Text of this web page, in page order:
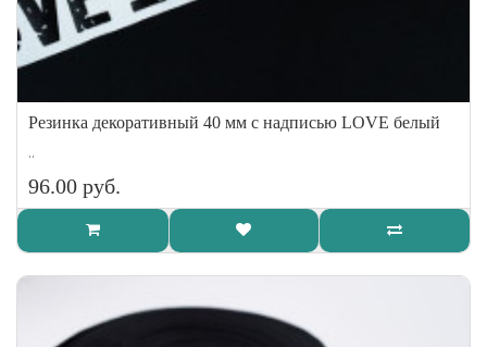
Резинка декоративный 40 мм с надписью LOVE белый
..
96.00 руб.